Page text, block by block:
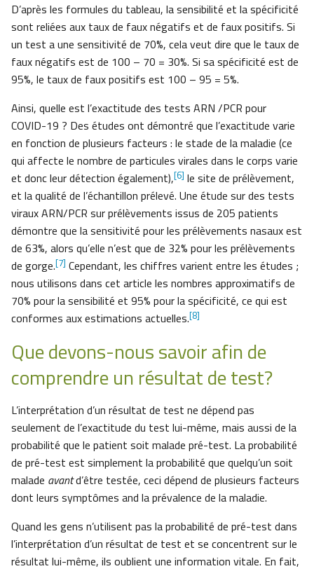
D’après les formules du tableau, la sensibilité et la spécificité
sont reliées aux taux de faux négatifs et de faux positifs. Si
un test a une sensitivité de 70%, cela veut dire que le taux de
faux négatifs est de 100 – 70 = 30%. Si sa spécificité est de
95%, le taux de faux positifs est 100 – 95 = 5%.
Ainsi, quelle est l’exactitude des tests ARN /PCR pour
COVID-19 ? Des études ont démontré que l’exactitude varie
en fonction de plusieurs facteurs : le stade de la maladie (ce
qui affecte le nombre de particules virales dans le corps varie
et donc leur détection également),[6] le site de prélèvement,
et la qualité de l’échantillon prélevé. Une étude sur des tests
viraux ARN/PCR sur prélèvements issus de 205 patients
démontre que la sensitivité pour les prélèvements nasaux est
de 63%, alors qu’elle n’est que de 32% pour les prélèvements
de gorge.[7] Cependant, les chiffres varient entre les études ;
nous utilisons dans cet article les nombres approximatifs de
70% pour la sensibilité et 95% pour la spécificité, ce qui est
conformes aux estimations actuelles.[8]
Que devons-nous savoir afin de
comprendre un résultat de test?
L’interprétation d’un résultat de test ne dépend pas
seulement de l’exactitude du test lui-même, mais aussi de la
probabilité que le patient soit malade pré-test. La probabilité
de pré-test est simplement la probabilité que quelqu’un soit
malade avantd’être testée, ceci dépend de plusieurs facteurs
dont leurs symptômes and la prévalence de la maladie.
Quand les gens n’utilisent pas la probabilité de pré-test dans
l’interprétation d’un résultat de test et se concentrent sur le
résultat lui-même, ils oublient une information vitale. En fait,